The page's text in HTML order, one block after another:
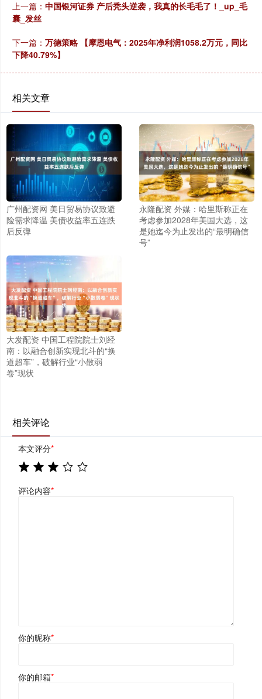
上一篇： 中国银河证券 产后秃头逆袭，我真的长毛毛了！_up_毛
囊_发丝
下一篇： 万德策略 【摩恩电气：2025年净利润1058.2万元，同比
下降40.79%】
相关文章
广州配资网 美日贸易协议致避
险需求降温 美债收益率五连跌
后反弹
永隆配资 外媒：哈里斯称正在
考虑参加2028年美国大选，这
是她迄今为止发出的“最明确信
号”
大发配资 中国工程院院士刘经
南：以融合创新实现北斗的“换
道超车”，破解行业“小散弱
卷”现状
相关评论
本文评分*
评论内容*
你的昵称*
你的邮箱*